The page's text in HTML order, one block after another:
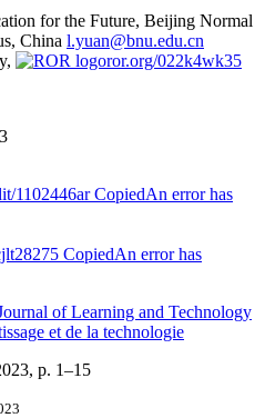
for the Future, Beijing Normal
China l.yuan@bnu.edu.cn
ror.org/022k4wk35
1102446arCopiedAn error has
CopiedAn error has
of Learning and Technology
et de la technologie
, p. 1–15